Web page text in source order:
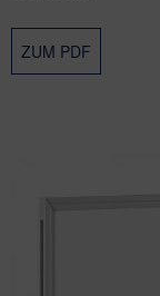
ZUM PDF